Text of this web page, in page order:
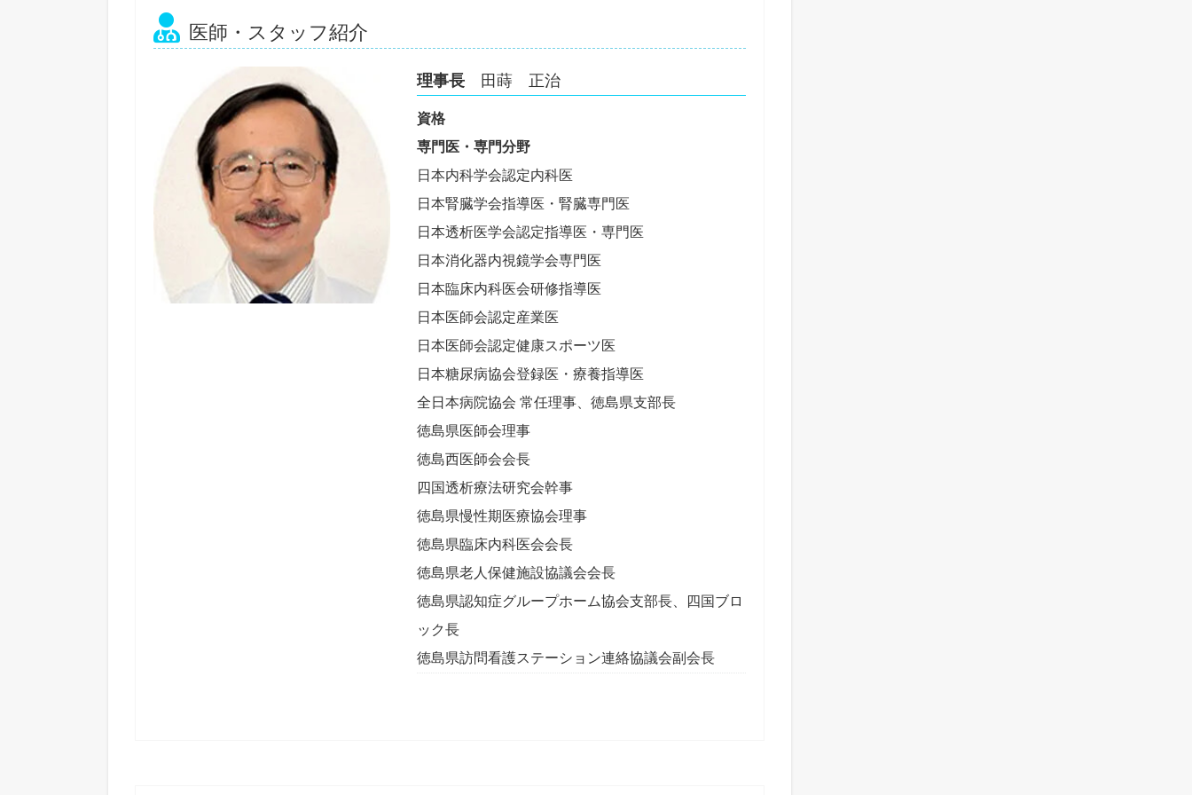
医師・スタッフ紹介
理事長 田蒔 正治
資格
専門医・専門分野
日本内科学会認定内科医
日本腎臓学会指導医・腎臓専門医
日本透析医学会認定指導医・専門医
日本消化器内視鏡学会専門医
日本臨床内科医会研修指導医
日本医師会認定産業医
日本医師会認定健康スポーツ医
日本糖尿病協会登録医・療養指導医
全日本病院協会 常任理事、徳島県支部長
徳島県医師会理事
徳島西医師会会長
四国透析療法研究会幹事
徳島県慢性期医療協会理事
徳島県臨床内科医会会長
徳島県老人保健施設協議会会長
徳島県認知症グループホーム協会支部長、四国ブロ
ック長
徳島県訪問看護ステーション連絡協議会副会長